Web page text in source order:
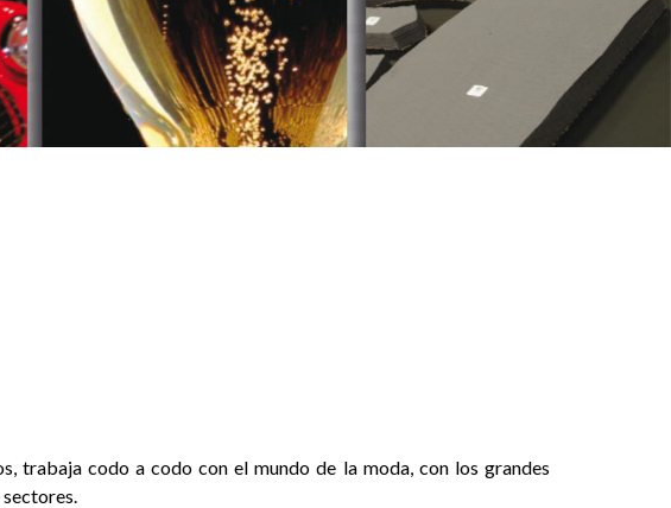
trabaja codo a codo con el mundo de la moda, con los grandes